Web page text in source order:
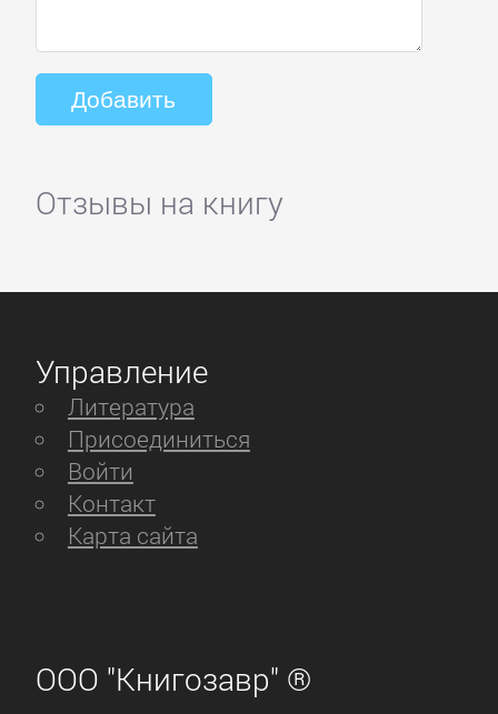
Отзывы на книгу
Управление
Литература
Присоединиться
Войти
Контакт
Карта сайта
ООО "Книгозавр" ®